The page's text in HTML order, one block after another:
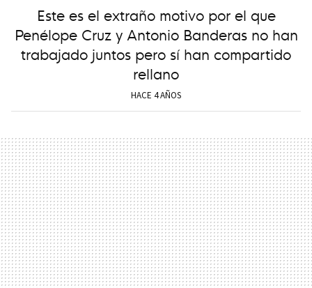
Este es el extraño motivo por el que
Penélope Cruz y Antonio Banderas no han
trabajado juntos pero sí han compartido
rellano
HACE 4 AÑOS